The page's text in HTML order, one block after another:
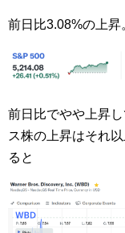
前日比3.08%の上
前日比でやや上昇
ス株の上昇はそれ
ると